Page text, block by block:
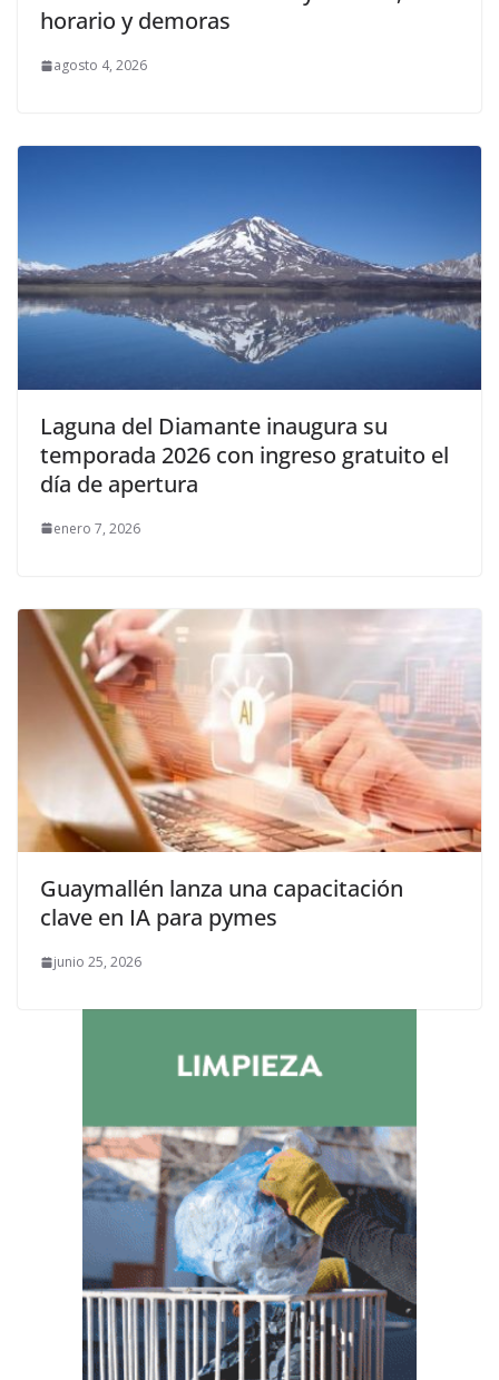
horario y demoras
agosto 4, 2026
Laguna del Diamante inaugura su
temporada 2026 con ingreso gratuito el
día de apertura
enero 7, 2026
Guaymallén lanza una capacitación
clave en IA para pymes
junio 25, 2026